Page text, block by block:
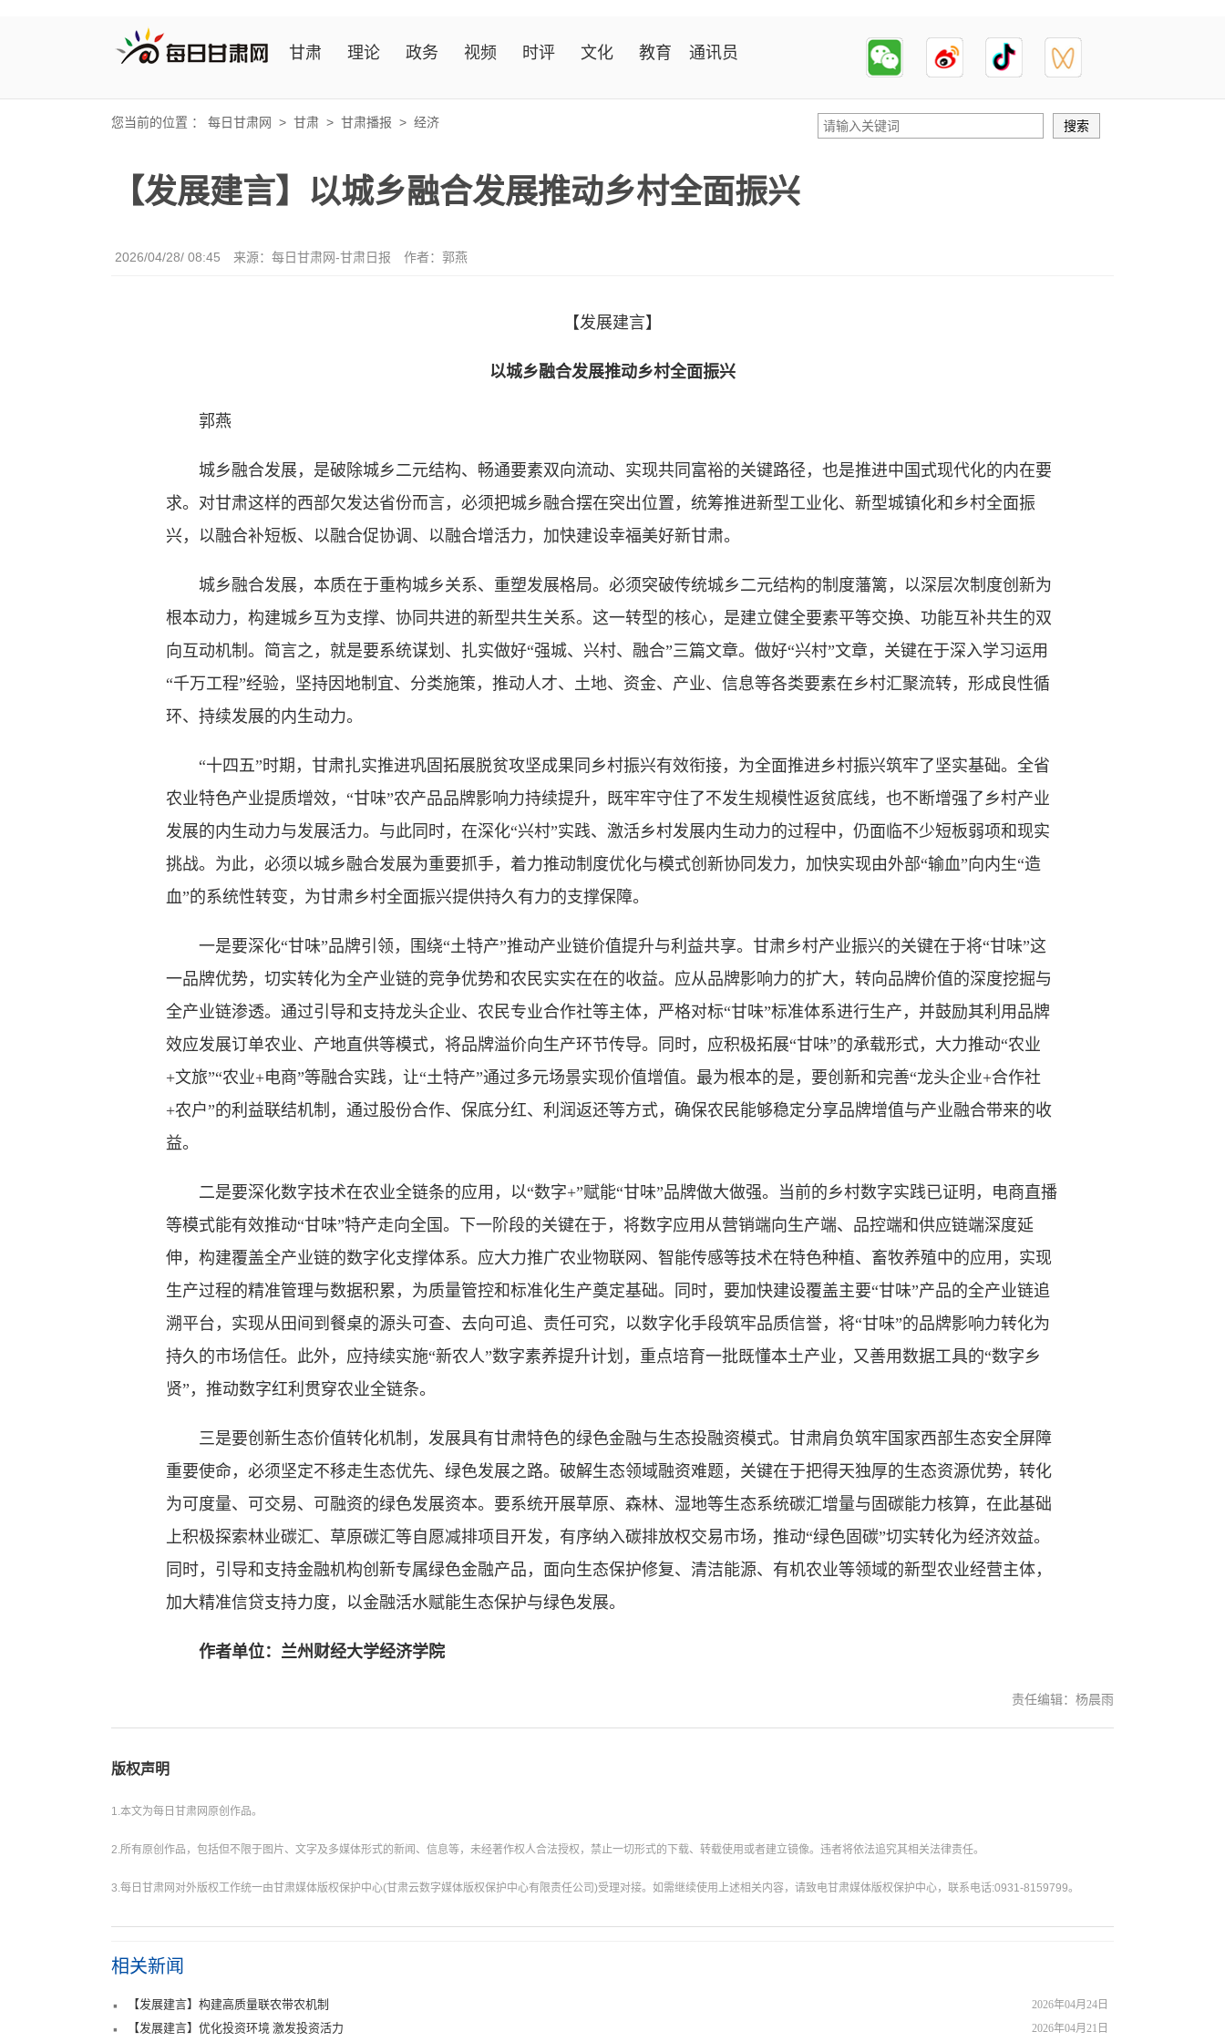
甘肃 理论 政务 视频 时评 文化 教育 通讯员
您当前的位置 ： 每日甘肃网 > 甘肃 > 甘肃播报 > 经济
【发展建言】以城乡融合发展推动乡村全面振兴
2026/04/28/ 08:45 来源：每日甘肃网-甘肃日报 作者：郭燕
【发展建言】
以城乡融合发展推动乡村全面振兴
郭燕
城乡融合发展，是破除城乡二元结构、畅通要素双向流动、实现共同富裕的关键路径，也是推进中国式现代化的内在要
求。对甘肃这样的西部欠发达省份而言，必须把城乡融合摆在突出位置，统筹推进新型工业化、新型城镇化和乡村全面振
兴，以融合补短板、以融合促协调、以融合增活力，加快建设幸福美好新甘肃。
城乡融合发展，本质在于重构城乡关系、重塑发展格局。必须突破传统城乡二元结构的制度藩篱，以深层次制度创新为
根本动力，构建城乡互为支撑、协同共进的新型共生关系。这一转型的核心，是建立健全要素平等交换、功能互补共生的双
向互动机制。简言之，就是要系统谋划、扎实做好“强城、兴村、融合”三篇文章。做好“兴村”文章，关键在于深入学习运用
“千万工程”经验，坚持因地制宜、分类施策，推动人才、土地、资金、产业、信息等各类要素在乡村汇聚流转，形成良性循
环、持续发展的内生动力。
“十四五”时期，甘肃扎实推进巩固拓展脱贫攻坚成果同乡村振兴有效衔接，为全面推进乡村振兴筑牢了坚实基础。全省
农业特色产业提质增效，“甘味”农产品品牌影响力持续提升，既牢牢守住了不发生规模性返贫底线，也不断增强了乡村产业
发展的内生动力与发展活力。与此同时，在深化“兴村”实践、激活乡村发展内生动力的过程中，仍面临不少短板弱项和现实
挑战。为此，必须以城乡融合发展为重要抓手，着力推动制度优化与模式创新协同发力，加快实现由外部“输血”向内生“造
血”的系统性转变，为甘肃乡村全面振兴提供持久有力的支撑保障。
一是要深化“甘味”品牌引领，围绕“土特产”推动产业链价值提升与利益共享。甘肃乡村产业振兴的关键在于将“甘味”这
一品牌优势，切实转化为全产业链的竞争优势和农民实实在在的收益。应从品牌影响力的扩大，转向品牌价值的深度挖掘与
全产业链渗透。通过引导和支持龙头企业、农民专业合作社等主体，严格对标“甘味”标准体系进行生产，并鼓励其利用品牌
效应发展订单农业、产地直供等模式，将品牌溢价向生产环节传导。同时，应积极拓展“甘味”的承载形式，大力推动“农业
+文旅”“农业+电商”等融合实践，让“土特产”通过多元场景实现价值增值。最为根本的是，要创新和完善“龙头企业+合作社
+农户”的利益联结机制，通过股份合作、保底分红、利润返还等方式，确保农民能够稳定分享品牌增值与产业融合带来的收
益。
二是要深化数字技术在农业全链条的应用，以“数字+”赋能“甘味”品牌做大做强。当前的乡村数字实践已证明，电商直播
等模式能有效推动“甘味”特产走向全国。下一阶段的关键在于，将数字应用从营销端向生产端、品控端和供应链端深度延
伸，构建覆盖全产业链的数字化支撑体系。应大力推广农业物联网、智能传感等技术在特色种植、畜牧养殖中的应用，实现
生产过程的精准管理与数据积累，为质量管控和标准化生产奠定基础。同时，要加快建设覆盖主要“甘味”产品的全产业链追
溯平台，实现从田间到餐桌的源头可查、去向可追、责任可究，以数字化手段筑牢品质信誉，将“甘味”的品牌影响力转化为
持久的市场信任。此外，应持续实施“新农人”数字素养提升计划，重点培育一批既懂本土产业，又善用数据工具的“数字乡
贤”，推动数字红利贯穿农业全链条。
三是要创新生态价值转化机制，发展具有甘肃特色的绿色金融与生态投融资模式。甘肃肩负筑牢国家西部生态安全屏障
重要使命，必须坚定不移走生态优先、绿色发展之路。破解生态领域融资难题，关键在于把得天独厚的生态资源优势，转化
为可度量、可交易、可融资的绿色发展资本。要系统开展草原、森林、湿地等生态系统碳汇增量与固碳能力核算，在此基础
上积极探索林业碳汇、草原碳汇等自愿减排项目开发，有序纳入碳排放权交易市场，推动“绿色固碳”切实转化为经济效益。
同时，引导和支持金融机构创新专属绿色金融产品，面向生态保护修复、清洁能源、有机农业等领域的新型农业经营主体，
加大精准信贷支持力度，以金融活水赋能生态保护与绿色发展。
作者单位：兰州财经大学经济学院
责任编辑：杨晨雨
版权声明
1.本文为每日甘肃网原创作品。
2.所有原创作品，包括但不限于图片、文字及多媒体形式的新闻、信息等，未经著作权人合法授权，禁止一切形式的下载、转载使用或者建立镜像。违者将依法追究其相关法律责任。
3.每日甘肃网对外版权工作统一由甘肃媒体版权保护中心(甘肃云数字媒体版权保护中心有限责任公司)受理对接。如需继续使用上述相关内容，请致电甘肃媒体版权保护中心，联系电话:0931-8159799。
相关新闻
2026年04月24日
【发展建言】构建高质量联农带农机制
2026年04月21日
【发展建言】优化投资环境 激发投资活力